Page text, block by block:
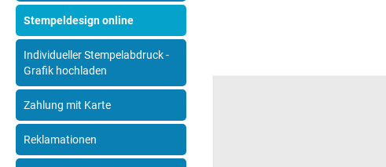
Stempeldesign online
Individueller Stempelabdruck -
Grafik hochladen
Zahlung mit Karte
Reklamationen